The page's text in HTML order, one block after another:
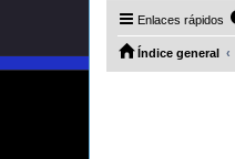
Enlaces rápidos
Índice general